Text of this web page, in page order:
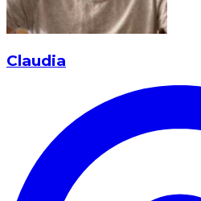
Claudia